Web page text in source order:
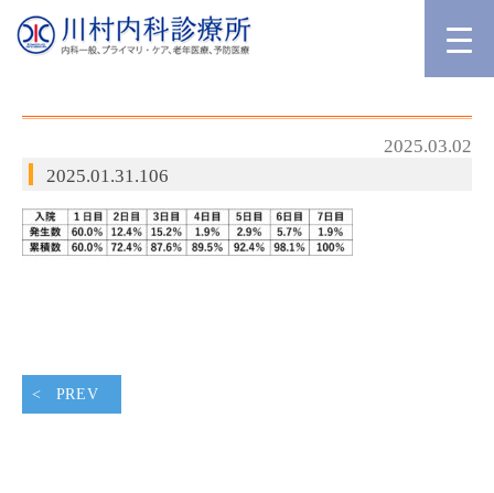
2025.03.02
2025.01.31.106
PREV